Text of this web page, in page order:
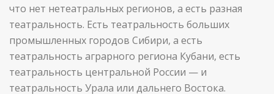
что нет нетеатральных регионов, а есть разная
театральность. Есть театральность больших
промышленных городов Сибири, а есть
театральность аграрного региона Кубани, есть
театральность центральной России — и
театральность Урала или дальнего Востока.